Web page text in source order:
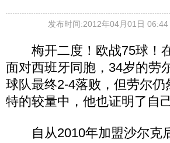
发布时间:2012年04月01日 06:44
梅开二度！欧战75球！在
面对西班牙同胞，34岁的劳
球队最终2-4落败，但劳尔
特的较量中，他也证明了自
自从2010年加盟沙尔克